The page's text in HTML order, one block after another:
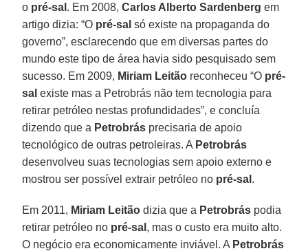
o pré-sal . Em 2008,Carlos Alberto Sardenberg em
artigo dizia: “O pré-sal só existe na propaganda do
governo”, esclarecendo que em diversas partes do
mundo este tipo de área havia sido pesquisado sem
sucesso. Em 2009, Miriam Leitão reconheceu “O pré-
sal existe mas a Petrobrás não tem tecnologia para
retirar petróleo nestas profundidades”, e concluía
dizendo que a Petrobrás precisaria de apoio
tecnológico de outras petroleiras. A Petrobrás
desenvolveu suas tecnologias sem apoio externo e
mostrou ser possível extrair petróleo no pré-sal .
Em 2011, Miriam Leitão dizia que a Petrobrás podia
retirar petróleo no pré-sal , mas o custo era muito alto.
O negócio era economicamente inviável. A Petrobrás